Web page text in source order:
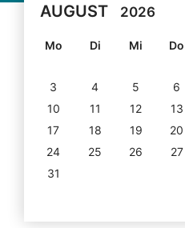
AUGUST 2026
Mo Di Mi Do
3
4 5 6
10
11 12 13
17
18 19 20
24
25 26 27
31